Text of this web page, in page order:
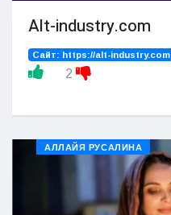
Alt-industry.com
Сайт: https://alt-industry.com
2
АЛЛАЙЯ РУСАЛИНА